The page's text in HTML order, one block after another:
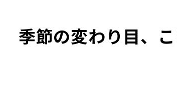
季節の変わり目、